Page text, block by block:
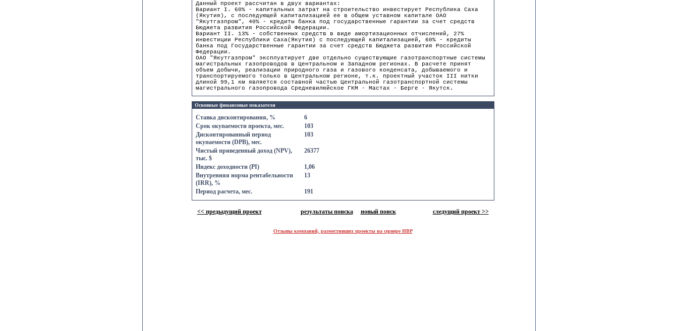
Данный проект рассчитан в двух вариантах:
Вариант I. 60% - капитальных затрат на строительство инвестирует Республика Саха
(Якутия), с последующей капитализацией ее в общем уставном капитале ОАО
"Якутгазпром", 40% - кредиты банка под государственные гарантии за счет средств
Бюджета развития Российской Федерации.
Вариант II. 13% - собственных средств в виде амортизационных отчислений, 27%
инвестиции Республики Саха(Якутия) с последующей капитализацией, 60% - кредиты
банка под Государственные гарантии за счет средств Бюджета развития Российской
Федерации.
ОАО "Якутгазпром" эксплуатирует две отдельно существующие газотранспортные системы
магистральных газопроводов в Центральном и Западном регионах. В расчете принят
объем добычи, реализации природного газа и газового конденсата, добываемого и
транспортируемого только в Центральном регионе, т.к. проектный участок III нитки
длиной 99,1 км является составной частью Центральной газотранспортной системы
магистрального газопровода Средневилюйское ГКМ - Мастах - Берге - Якутск.
Основные финансовые показатели
Ставка дисконтирования, %
6
Срок окупаемости проекта, мес.
103
Дисконтированный период
окупаемости (DPB), мес.
103
Чистый приведенный доход (NPV),
тыс. $
26377
Индекс доходности (PI)
1,06
Внутренняя норма рентабельности
(IRR), %
13
Период расчета, мес. 191
<< предыдущий проект результаты поиска новый поиск следущий проект >>
Отзывы компаний, разместивших проекты на сервере ИВР